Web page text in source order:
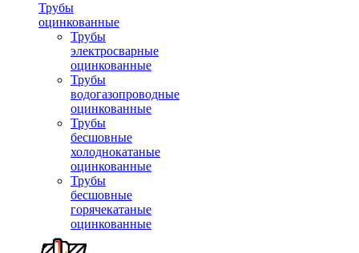
Трубы
оцинкованные
Трубы
электросварные
оцинкованные
Трубы
водогазопроводные
оцинкованные
Трубы
бесшовные
холоднокатаные
оцинкованные
Трубы
бесшовные
горячекатаные
оцинкованные